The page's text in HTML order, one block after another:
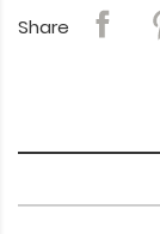
Share